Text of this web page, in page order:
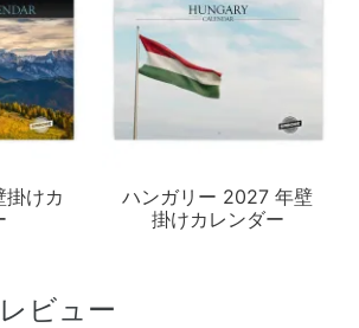
けカ
ハンガリー 2027 年壁
掛けカレンダー
ビュー